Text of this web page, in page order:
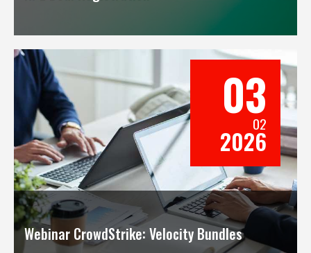
03
02
2026
Webinar CrowdStrike: Velocity Bundles